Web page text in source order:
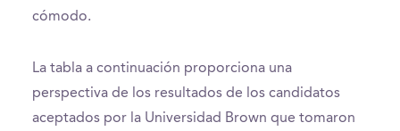
cómodo.
La tabla a continuación proporciona una
perspectiva de los resultados de los candidatos
aceptados por la Universidad Brown que tomaron